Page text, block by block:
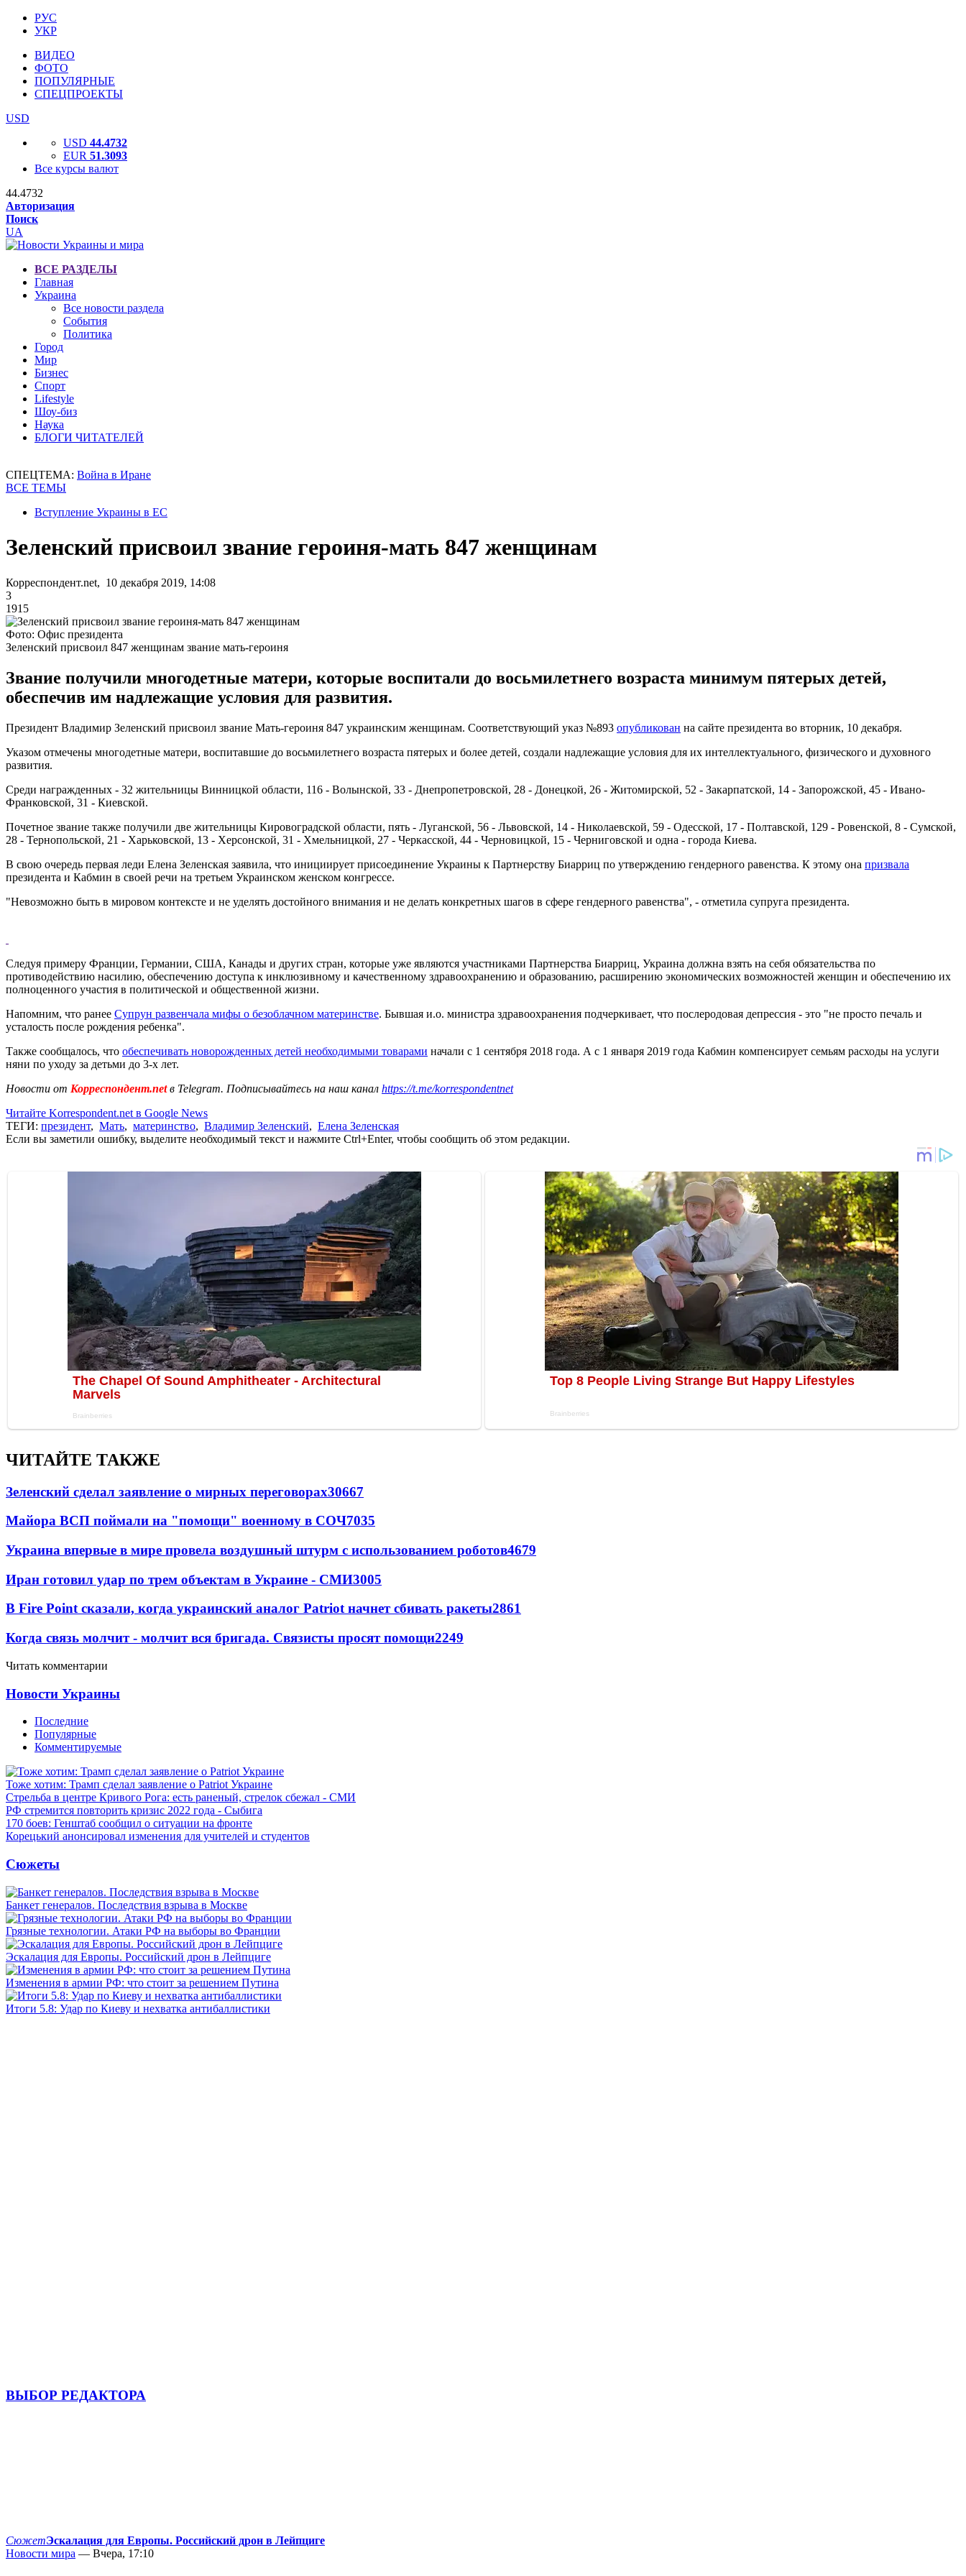
РУС
УКР
ВИДЕО
ФОТО
ПОПУЛЯРНЫЕ
СПЕЦПРОЕКТЫ
USD
USD 44.4732
EUR 51.3093
Все курсы валют
44.4732
Авторизация
Поиск
UA
ВСЕ РАЗДЕЛЫ
Главная
Украина
Все новости раздела
События
Политика
Город
Мир
Бизнес
Спорт
Lifestyle
Шоу-биз
Наука
БЛОГИ ЧИТАТЕЛЕЙ
СПЕЦТЕМА: Война в Иране
ВСЕ ТЕМЫ
Вступление Украины в ЕС
Зеленский присвоил звание героиня-мать 847 женщинам
Корреспондент.net, 10 декабря 2019, 14:08
3
1915
Фото: Офис президента
Зеленский присвоил 847 женщинам звание мать-героиня
Звание получили многодетные матери, которые воспитали до восьмилетнего возраста минимум пятерых детей,
обеспечив им надлежащие условия для развития.
Президент Владимир Зеленский присвоил звание Мать-героиня 847 украинским женщинам. Соответствующий указ №893 опубликован на сайте президента во вторник, 10 декабря.
Указом отмечены многодетные матери, воспитавшие до восьмилетнего возраста пятерых и более детей, создали надлежащие условия для их интеллектуального, физического и духовного
развития.
Среди награжденных - 32 жительницы Винницкой области, 116 - Волынской, 33 - Днепропетровской, 28 - Донецкой, 26 - Житомирской, 52 - Закарпатской, 14 - Запорожской, 45 - Ивано-
Франковской, 31 - Киевской.
Почетное звание также получили две жительницы Кировоградской области, пять - Луганской, 56 - Львовской, 14 - Николаевской, 59 - Одесской, 17 - Полтавской, 129 - Ровенской, 8 - Сумской,
28 - Тернопольской, 21 - Харьковской, 13 - Херсонской, 31 - Хмельницкой, 27 - Черкасской, 44 - Черновицкой, 15 - Черниговской и одна - города Киева.
В свою очередь первая леди Елена Зеленская заявила, что инициирует присоединение Украины к Партнерству Биарриц по утверждению гендерного равенства. К этому она призвала
президента и Кабмин в своей речи на третьем Украинском женском конгрессе.
"Невозможно быть в мировом контексте и не уделять достойного внимания и не делать конкретных шагов в сфере гендерного равенства", - отметила супруга президента.
Следуя примеру Франции, Германии, США, Канады и других стран, которые уже являются участниками Партнерства Биарриц, Украина должна взять на себя обязательства по
противодействию насилию, обеспечению доступа к инклюзивному и качественному здравоохранению и образованию, расширению экономических возможностей женщин и обеспечению их
полноценного участия в политической и общественной жизни.
Напомним, что ранее Супрун развенчала мифы о безоблачном материнстве. Бывшая и.о. министра здравоохранения подчеркивает, что послеродовая депрессия - это "не просто печаль и
усталость после рождения ребенка".
Также сообщалось, что обеспечивать новорожденных детей необходимыми товарами начали с 1 сентября 2018 года. А с 1 января 2019 года Кабмин компенсирует семьям расходы на услуги
няни по уходу за детьми до 3-х лет.
Новости от Корреспондент.netв Telegram. Подписывайтесь на наш канал https://t.me/korrespondentnet
Читайте Korrespondent.net в Google News
ТЕГИ: президент, Мать, материнство, Владимир Зеленский, Елена Зеленская
Если вы заметили ошибку, выделите необходимый текст и нажмите Ctrl+Enter, чтобы сообщить об этом редакции.
ЧИТАЙТЕ ТАКЖЕ
Зеленский сделал заявление о мирных переговорах30667
Майора ВСП поймали на "помощи" военному в СОЧ7035
Украина впервые в мире провела воздушный штурм с использованием роботов4679
Иран готовил удар по трем объектам в Украине - СМИ3005
В Fire Point сказали, когда украинский аналог Patriot начнет сбивать ракеты2861
Когда связь молчит - молчит вся бригада. Связисты просят помощи2249
Читать комментарии
Новости Украины
Последние
Популярные
Комментируемые
Тоже хотим: Трамп сделал заявление о Patriot Украине
Стрельба в центре Кривого Рога: есть раненый, стрелок сбежал - СМИ
РФ стремится повторить кризис 2022 года - Сыбига
170 боев: Генштаб сообщил о ситуации на фронте
Корецький анонсировал изменения для учителей и студентов
Сюжеты
Банкет генералов. Последствия взрыва в Москве
Грязные технологии. Атаки РФ на выборы во Франции
Эскалация для Европы. Российский дрон в Лейпциге
Изменения в армии РФ: что стоит за решением Путина
Итоги 5.8: Удар по Киеву и нехватка антибаллистики
ВЫБОР РЕДАКТОРА
СюжетЭскалация для Европы. Российский дрон в Лейпциге
Новости мира — Вчера, 17:10